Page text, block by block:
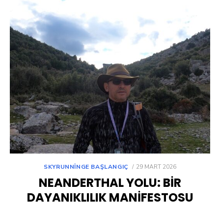
SKYRUNNINGE BAŞLANGIÇ
POSTED
29 MART 2026
NEANDERTHAL YOLU: BIR
DAYANIKLILIK MANIFESTOSU